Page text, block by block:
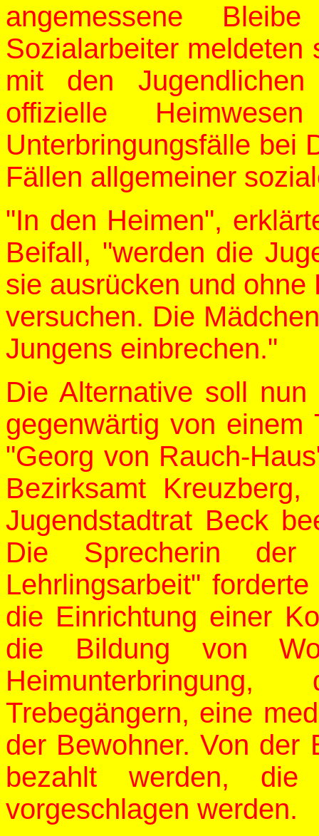
angemessene
Sozialarbeiter
mit den
offizielle
Unterbringungsfälle bei
Fällen allgemeiner
"In den Heimen",
Beifall, "werden die
sie ausrücken und
versuchen. Die
Jungens einbrechen."
Die Alternative soll
gegenwärtig von einem
"Georg von Rauch-
Bezirksamt
Jugendstadtrat Beck
Die Sprecherin der
Lehrlingsarbeit"
die Einrichtung einer
die Bildung von
Trebegängern, eine
der Bewohner. Von der
bezahlt werden, die
vorgeschlagen werden.